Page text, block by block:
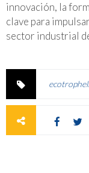
innovación, la
clave para
sector industrial